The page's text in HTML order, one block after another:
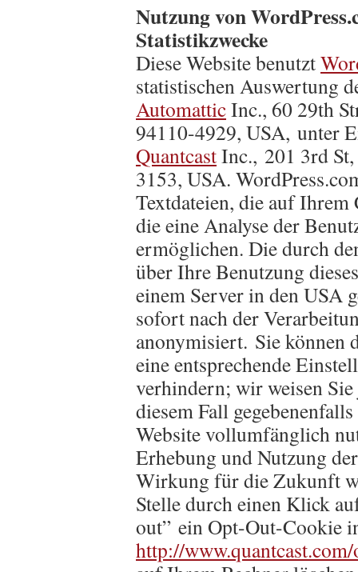
Nutzung von
Statistikzwecke
Diese Website benutzt
statistischen Auswertung
AutomatticInc., 60 29th
94110-4929, USA, unter
QuantcastInc., 201 3rd
3153, USA.
Textdateien, die auf
die eine Analyse der
ermöglichen. Die durch
über Ihre Benutzung
einem Server in den USA
sofort nach der
anonymisiert. Sie können
eine entsprechende
verhindern; wir weisen
diesem Fall
Website vollumfänglich
Erhebung und Nutzung
Wirkung für die Zukunft
Stelle durch einen Klick
out” ein Opt-Out-Cookie
http://